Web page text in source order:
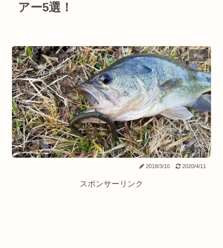
アー5選！
釣り
2018/3/10 2020/4/11
スポンサーリンク